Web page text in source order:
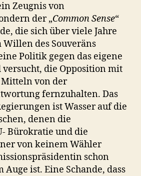
Zeugnis von
der „Common Sense“
die sich über viele Jahre
des Souveräns
Politik gegen das eigene
die Opposition mit
von der
fernzuhalten. Das
ist Wasser auf die
denen die
Bürokratie und die
von keinem Wähler
schon
ist. Eine Schande, dass